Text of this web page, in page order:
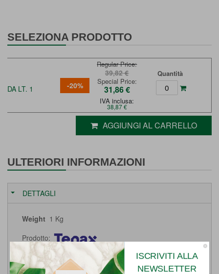
ISCRIVITI ALLA
NEWSLETTER
SELEZIONA PRODOTTO
DA LT. 1 -20%
Regular Price
39,82 €
Special Price
31,86 €
IVA inclusa:
38,87 €
Quantità
AGGIUNGI AL CARRELLO
ULTERIORI INFORMAZIONI
DETTAGLI
Weight 1 Kg
Prodotto:
Vedi tutti i prodotti TENAX